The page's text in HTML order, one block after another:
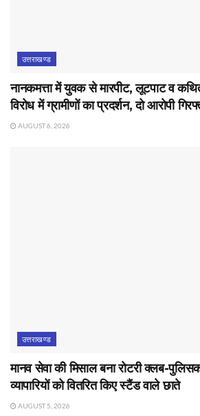
उत्तराखण्ड
नानकमत्ता में युवक से मारपीट, लूटपाट व
विरोध में ग्रामीणों का प्रदर्शन, दो आरोपी
AUGUST 6, 2026
उत्तराखण्ड
मानव सेवा की मिसाल बना रोटरी क्लब-
व्यापारियों को वितरित किए स्टैंड वाले छाते
AUGUST 5, 2026